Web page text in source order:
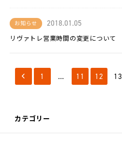
用
報
表
ッ
セ
ー
ジ
社
員
ン
お知らせ 2018.01.05
リヴァトレ営業時間の変更について
1 … 11 12 13
カテゴリー